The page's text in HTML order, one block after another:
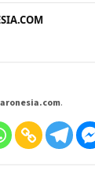
.